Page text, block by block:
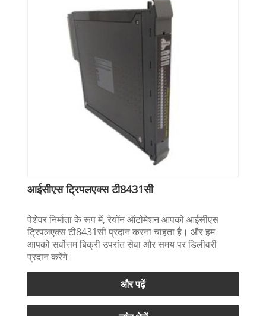
आईसीएस ट्रिपलएक्स टी8431सी
पेशेवर निर्माता के रूप में, रेयॉन ऑटोमेशन आपको आईसीएस
ट्रिपलएक्स टी8431सी प्रदान करना चाहता है। और हम
आपको सर्वोत्तम बिक्री उपरांत सेवा और समय पर डिलीवरी
प्रदान करेंगे।
और पढ़ें